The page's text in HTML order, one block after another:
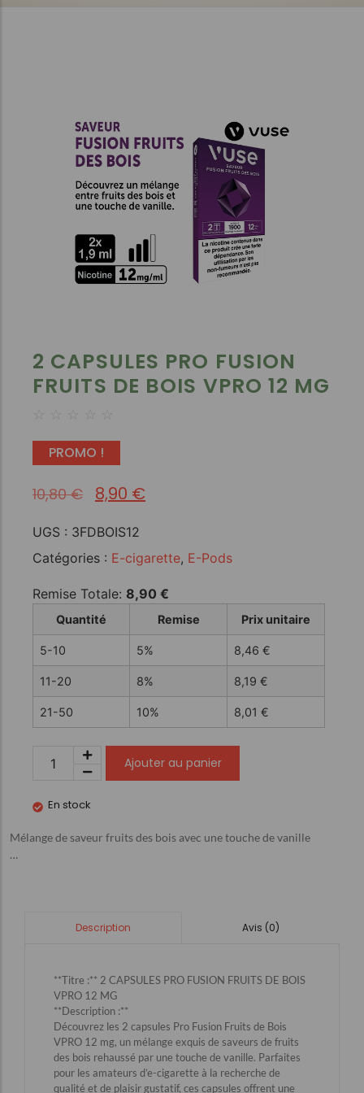
2 CAPSULES PRO FUSION
FRUITS DE BOIS VPRO 12 MG
☆ ☆ ☆ ☆ ☆
PROMO !
10,80€ 8,90 €
UGS : 3FDBOIS12
Catégories : E-cigarette, E-Pods
Remise Totale: 8,90 €
Quantité Remise Prix unitaire
5-10 5% 8,46 €
11-20 8% 8,19 €
21-50 10% 8,01 €
Ajouter au panier
En stock
Mélange de saveur fruits des bois avec une touche de vanille
…
Description Avis (0)
**Titre :** 2 CAPSULES PRO FUSION FRUITS DE BOIS
VPRO 12 MG
**Description :**
Découvrez les 2 capsules Pro Fusion Fruits de Bois
VPRO 12 mg, un mélange exquis de saveurs de fruits
des bois rehaussé par une touche de vanille. Parfaites
pour les amateurs d’e-cigarette à la recherche de
qualité et de plaisir gustatif, ces capsules offrent une